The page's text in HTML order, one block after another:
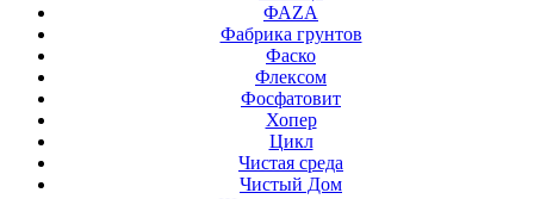
ФАZА
Фабрика грунтов
Фаско
Флексом
Фосфатовит
Хопер
Цикл
Чистая среда
Чистый Дом